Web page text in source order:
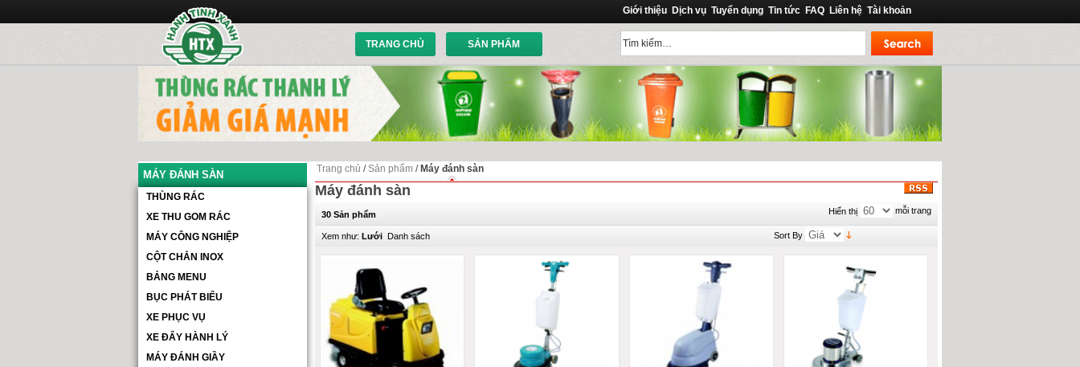
Giới thiệu Dịch vụ Tuyển dụng Tin tức FAQ Liên hệ Tài khoản
TRANG CHỦ SẢN PHẨM
Trang chủ /Sản phẩm / Máy đánh sàn
Máy đánh sàn
30 Sản phẩm Hiển thị mỗi trang
Xem như: Lưới Danh sách Sort By
MÁY ĐÁNH SÀN
THÙNG RÁC
XE THU GOM RÁC
MÁY CÔNG NGHIỆP
CỘT CHẮN INOX
BẢNG MENU
BỤC PHÁT BIỂU
XE PHỤC VỤ
XE ĐẨY HÀNH LÝ
MÁY ĐÁNH GIẦY